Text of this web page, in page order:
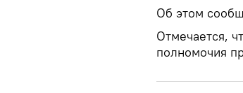
Об этом
Отмечается,
полномочия